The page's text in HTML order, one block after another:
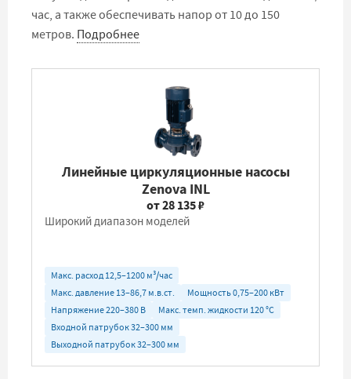
час, а также обеспечивать напор от 10 до 150
метров. Подробнее
Линейные циркуляционные насосы
Zenova INL
от 28 135 ₽
Широкий диапазон моделей
Макс. расход 12,5–1200 м³/час
Макс. давление 13–86,7 м.в.ст.
Мощность 0,75–200 кВт
Напряжение 220–380 В
Макс. темп. жидкости 120 °C
Входной патрубок 32–300 мм
Выходной патрубок 32–300 мм